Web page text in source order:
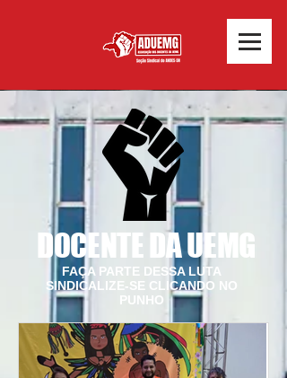
DOCENTE DA UEMG
FAÇA PARTE DESSA LUTA
SINDICALIZE-SE CLICANDO NO
PUNHO